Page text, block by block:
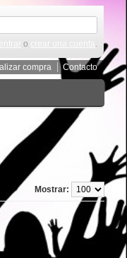
entrar o crear una cuenta .
compra Contacto
Mostrar: